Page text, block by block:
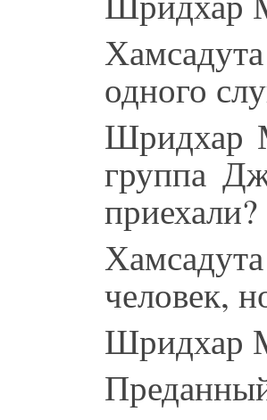
одного
Шридхар
группа
приехали?
человек,
Шридхар